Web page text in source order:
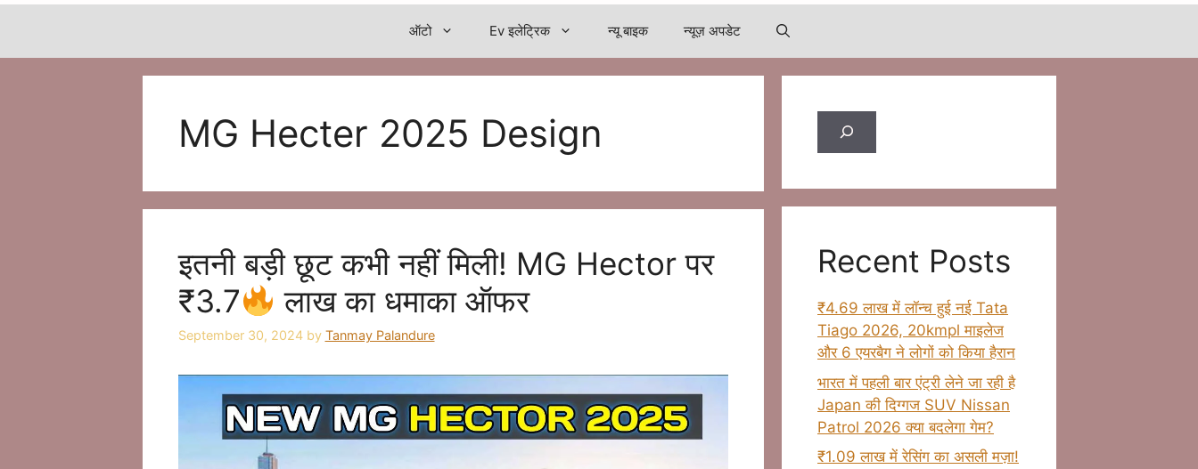
ऑटो Ev इलेट्रिक न्यू बाइक न्यूज़ अपडेट
MG Hecter 2025 Design
इतनी बड़ी छूट कभी नहीं मिली! MG Hector पर
₹3.7
लाख का धमाका ऑफर
September 30, 2024 by Tanmay Palandure
Search
Recent Posts
₹4.69 लाख में लॉन्च हुई नई Tata
Tiago 2026, 20kmpl माइलेज
और 6 एयरबैग ने लोगों को किया हैरान
भारत में पहली बार एंट्री लेने जा रही है
Japan की दिग्गज SUV Nissan
Patrol 2026 क्या बदलेगा गेम?
₹1.09 लाख में रेसिंग का असली मज़ा!